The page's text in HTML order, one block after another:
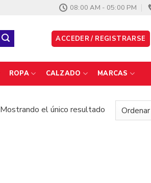
08:00 AM - 05:00 PM
ACCEDER / REGISTRARSE
ROPA CALZADO MARCAS
Mostrando el único resultado